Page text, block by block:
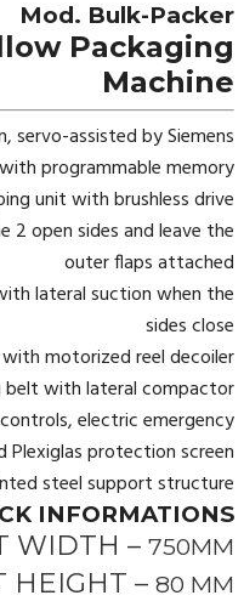
Mod. Bulk-Packer
Packaging
Machine
servo-assisted by Siemens
programmable memory
unit with brushless drive
2 open sides and leave the
outer flaps attached
lateral suction when the
sides close
motorized reel decoiler
belt with lateral compactor
electric emergency
protection screen.
steel support structure.
INFORMATIONS
WIDTH – 750MM
HEIGHT – 80 MM